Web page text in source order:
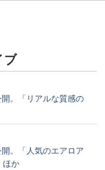
ブ
。「リアルな質感の
。「人気のエアロア
ほか